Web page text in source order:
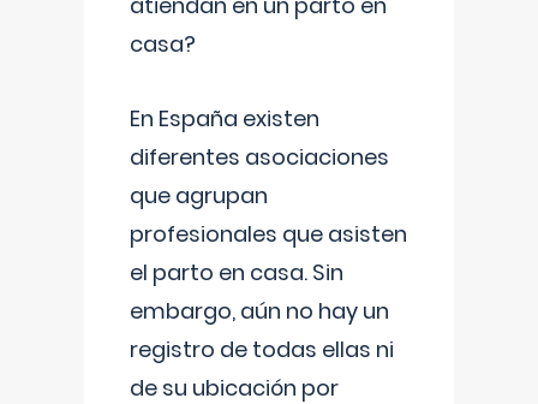
casa?
En España existen
diferentes asociaciones
que agrupan
profesionales que asisten
el parto en casa. Sin
embargo, aún no hay un
registro de todas ellas ni
de su ubicación por